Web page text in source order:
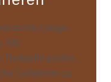
Länge,
Mit
TimberIN prüfen,
Lieferform zu